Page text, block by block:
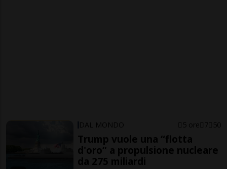
DAL MONDO 5 ore 7 50
Trump vuole una “flotta
d'oro” a propulsione nucleare
da 275 miliardi